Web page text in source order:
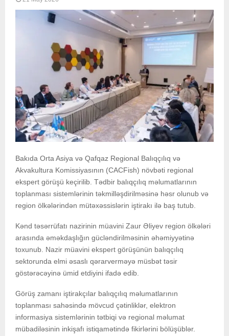
Bakıda Orta Asiya və Qafqaz Regional Balıqçılıq və
Akvakultura Komissiyasının (CACFish) növbəti regional
ekspert görüşü keçirilib. Tədbir balıqçılıq məlumatlarının
toplanması sistemlərinin təkmilləşdirilməsinə həsr olunub və
region ölkələrindən mütəxəssislərin iştirakı ilə baş tutub.
Kənd təsərrüfatı nazirinin müavini Zaur Əliyev region ölkələri
arasında əməkdaşlığın gücləndirilməsinin əhəmiyyətinə
toxunub. Nazir müavini ekspert görüşünün balıqçılıq
sektorunda elmi əsaslı qərarverməyə müsbət təsir
göstərəcəyinə ümid etdiyini ifadə edib.
Görüş zamanı iştirakçılar balıqçılıq məlumatlarının
toplanması sahəsində mövcud çətinliklər, elektron
informasiya sistemlərinin tətbiqi və regional məlumat
mübadiləsinin inkişafı istiqamətində fikirlərini bölüşüblər.